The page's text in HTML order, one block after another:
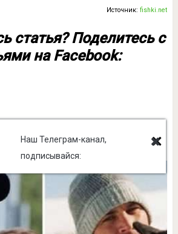
Источник:fishki.net
статья? Поделитесь с
на Facebook:
Наш Телеграм-канал,
подписывайся: